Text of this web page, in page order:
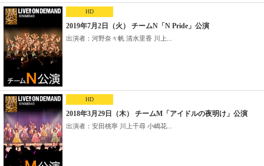
HD
2019年7月2日（火） チームN「N Pride」公演
出演者：河野奈々帆 清水里香 川上...
HD
2018年3月29日（木） チームM「アイドルの夜明け」公演
出演者：安田桃寧 川上千尋 小嶋花...